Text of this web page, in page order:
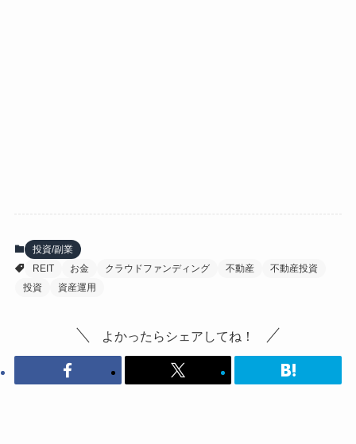
投資/副業
REIT
お金 クラウドファンディング 不動産
不動産投資
投資
資産運用
よかったらシェアしてね！